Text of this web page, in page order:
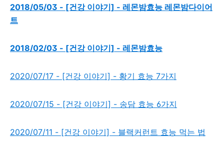
2018/05/03 - [건강 이야기] - 레몬밤효능 레몬밤다이어
트
2018/02/03 - [건강 이야기] - 레몬밤효능
2020/07/17 - [건강 이야기] - 황기 효능 7가지
2020/07/15 - [건강 이야기] - 송담 효능 6가지
2020/07/11 - [건강 이야기] - 블랙커런트 효능 먹는 법